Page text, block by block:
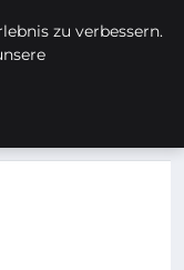
zu verbessern.